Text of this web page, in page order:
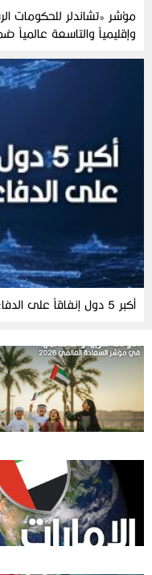
وإقليمياً والتاسعة عالمياً ضمن أفضل 10
أكبر 5 دول إنفاقاً على الدفاع عالمياً 2025